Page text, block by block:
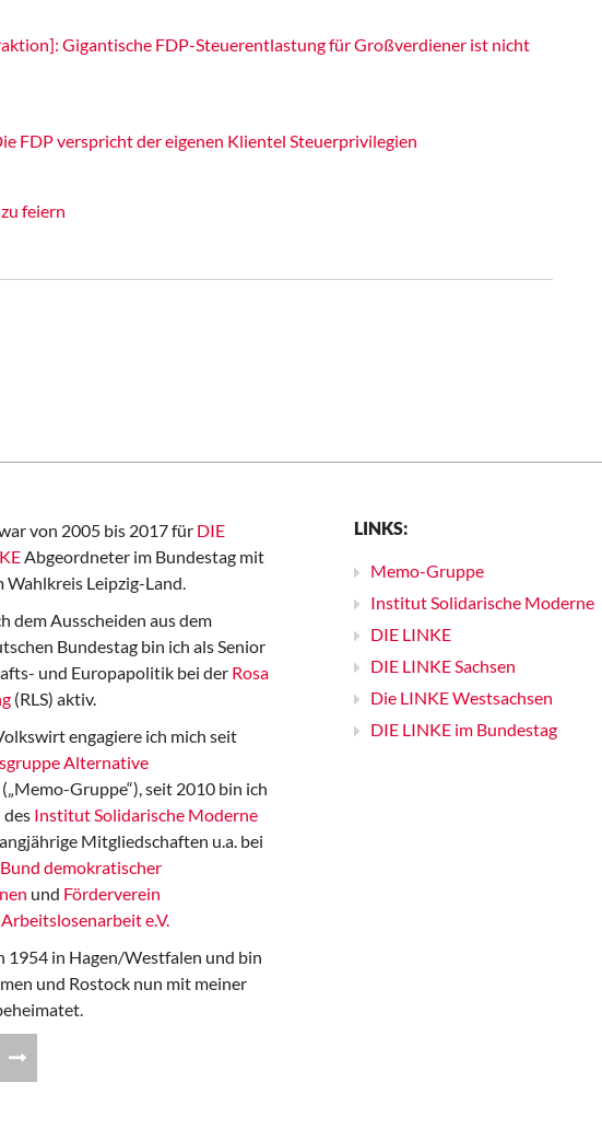
Gigantische FDP-Steuerentlastung für Großverdiener ist nicht
FDP verspricht der eigenen Klientel Steuerprivilegien
feiern
von 2005 bis 2017 für DIE
Abgeordneter im Bundestag mit
Wahlkreis Leipzig-Land.
dem Ausscheiden aus dem
Bundestag bin ich als Senior
und Europapolitik bei der Rosa
(RLS) aktiv.
engagiere ich mich seit
Alternative
(„Memo-Gruppe“), seit 2010 bin ich
Institut Solidarische Moderne
Mitgliedschaften u.a. bei
Bund demokratischer
und Förderverein
e.V.
1954 in Hagen/Westfalen und bin
und Rostock nun mit meiner
LINKS:
Memo-Gruppe
Institut Solidarische Moderne
DIE LINKE
DIE LINKE Sachsen
Die LINKE Westsachsen
DIE LINKE im Bundestag